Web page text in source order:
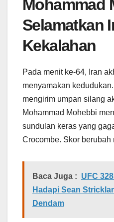
Mohammad
Selamatkan
Kekalahan
Pada menit ke-64, Iran
menyamakan
mengirim umpan silang
Mohammad Mohebbi
sundulan keras yang
Crocombe. Skor berubah
Baca Juga : UFC
Hadapi Sean
Dendam